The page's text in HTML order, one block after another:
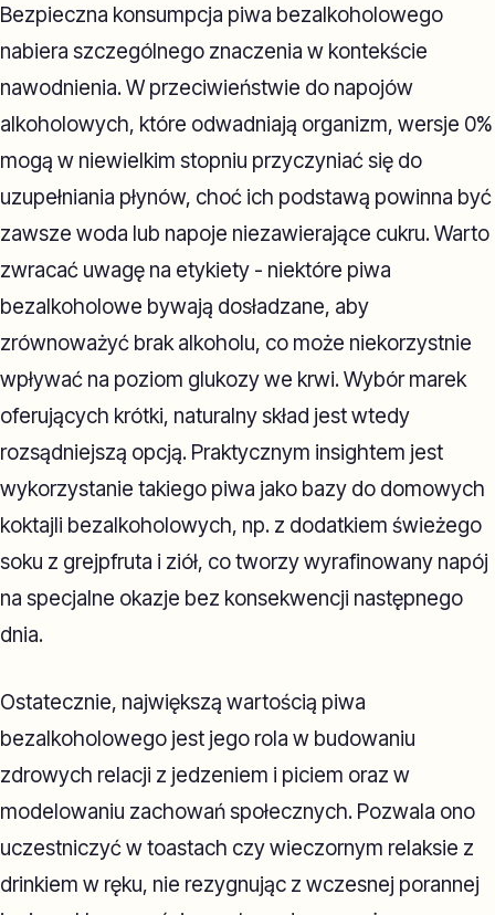
Bezpieczna konsumpcja piwa bezalkoholowego
nabiera szczególnego znaczenia w kontekście
nawodnienia. W przeciwieństwie do napojów
alkoholowych, które odwadniają organizm, wersje 0%
mogą w niewielkim stopniu przyczyniać się do
uzupełniania płynów, choć ich podstawą powinna być
zawsze woda lub napoje niezawierające cukru. Warto
zwracać uwagę na etykiety - niektóre piwa
bezalkoholowe bywają dosładzane, aby
zrównoważyć brak alkoholu, co może niekorzystnie
wpływać na poziom glukozy we krwi. Wybór marek
oferujących krótki, naturalny skład jest wtedy
rozsądniejszą opcją. Praktycznym insightem jest
wykorzystanie takiego piwa jako bazy do domowych
koktajli bezalkoholowych, np. z dodatkiem świeżego
soku z grejpfruta i ziół, co tworzy wyrafinowany napój
na specjalne okazje bez konsekwencji następnego
dnia.
Ostatecznie, największą wartością piwa
bezalkoholowego jest jego rola w budowaniu
zdrowych relacji z jedzeniem i piciem oraz w
modelowaniu zachowań społecznych. Pozwala ono
uczestniczyć w toastach czy wieczornym relaksie z
drinkiem w ręku, nie rezygnując z wczesnej porannej